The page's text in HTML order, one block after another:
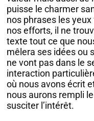
puisse le charmer
nos phrases les
nos efforts, il ne
texte tout ce que
mêlera ses idées ou
ne vont pas dans le
interaction
où nous avons écrit
nous aurons rempli
susciter l’intérêt.